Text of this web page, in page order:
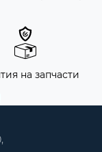
на запчасти